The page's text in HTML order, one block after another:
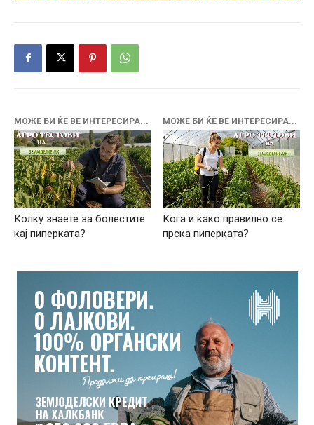
МОЖЕ БИ ЌЕ ВЕ ИНТЕРЕСИРА...
Колку знаете за болестите
кај пиперката?
МОЖЕ БИ ЌЕ ВЕ ИНТЕРЕСИРА...
Кога и како правилно се
прска пиперката?